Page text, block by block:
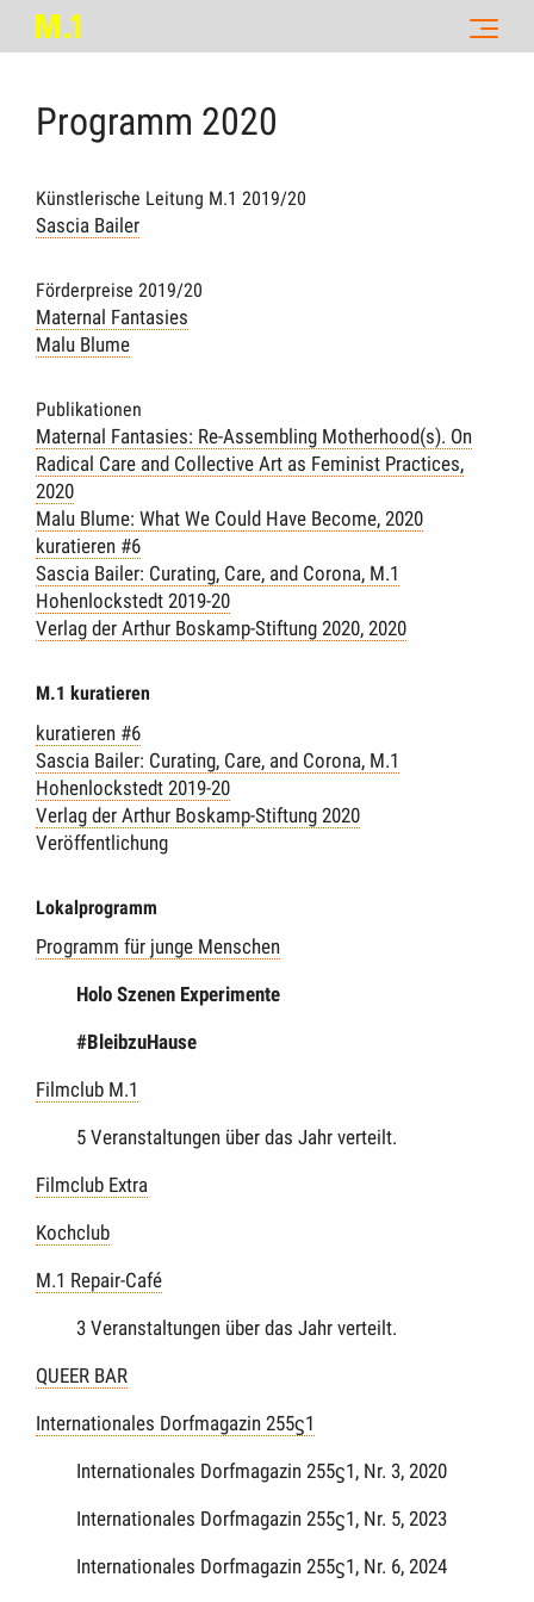
Programm 2020
Künstlerische Leitung M.1 2019/20
Sascia Bailer
Förderpreise 2019/20
Maternal Fantasies
Malu Blume
Publikationen
Maternal Fantasies: Re-Assembling Motherhood(s). On
Radical Care and Collective Art as Feminist Practices,
2020
Malu Blume: What We Could Have Become, 2020
kuratieren #6
Sascia Bailer: Curating, Care, and Corona, M.1
Hohenlockstedt 2019-20
Verlag der Arthur Boskamp-Stiftung 2020, 2020
M.1 kuratieren
kuratieren #6
Sascia Bailer: Curating, Care, and Corona, M.1
Hohenlockstedt 2019-20
Verlag der Arthur Boskamp-Stiftung 2020
Veröffentlichung
Lokalprogramm
Programm für junge Menschen
Holo Szenen Experimente
#BleibzuHause
Filmclub M.1
5 Veranstaltungen über das Jahr verteilt.
Filmclub Extra
Kochclub
M.1 Repair-Café
3 Veranstaltungen über das Jahr verteilt.
QUEER BAR
Internationales Dorfmagazin 255ϛ1
Internationales Dorfmagazin 255ϛ1, Nr. 3, 2020
Internationales Dorfmagazin 255ϛ1, Nr. 5, 2023
Internationales Dorfmagazin 255ϛ1, Nr. 6, 2024